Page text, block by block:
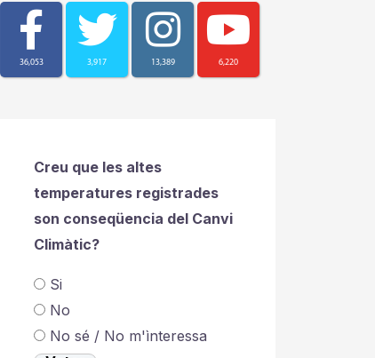
36,053 3,917 13,389 6,220
Creu que les altes
temperatures registrades
son conseqüencia del Canvi
Climàtic?
Si
No
No sé / No m'ìnteressa